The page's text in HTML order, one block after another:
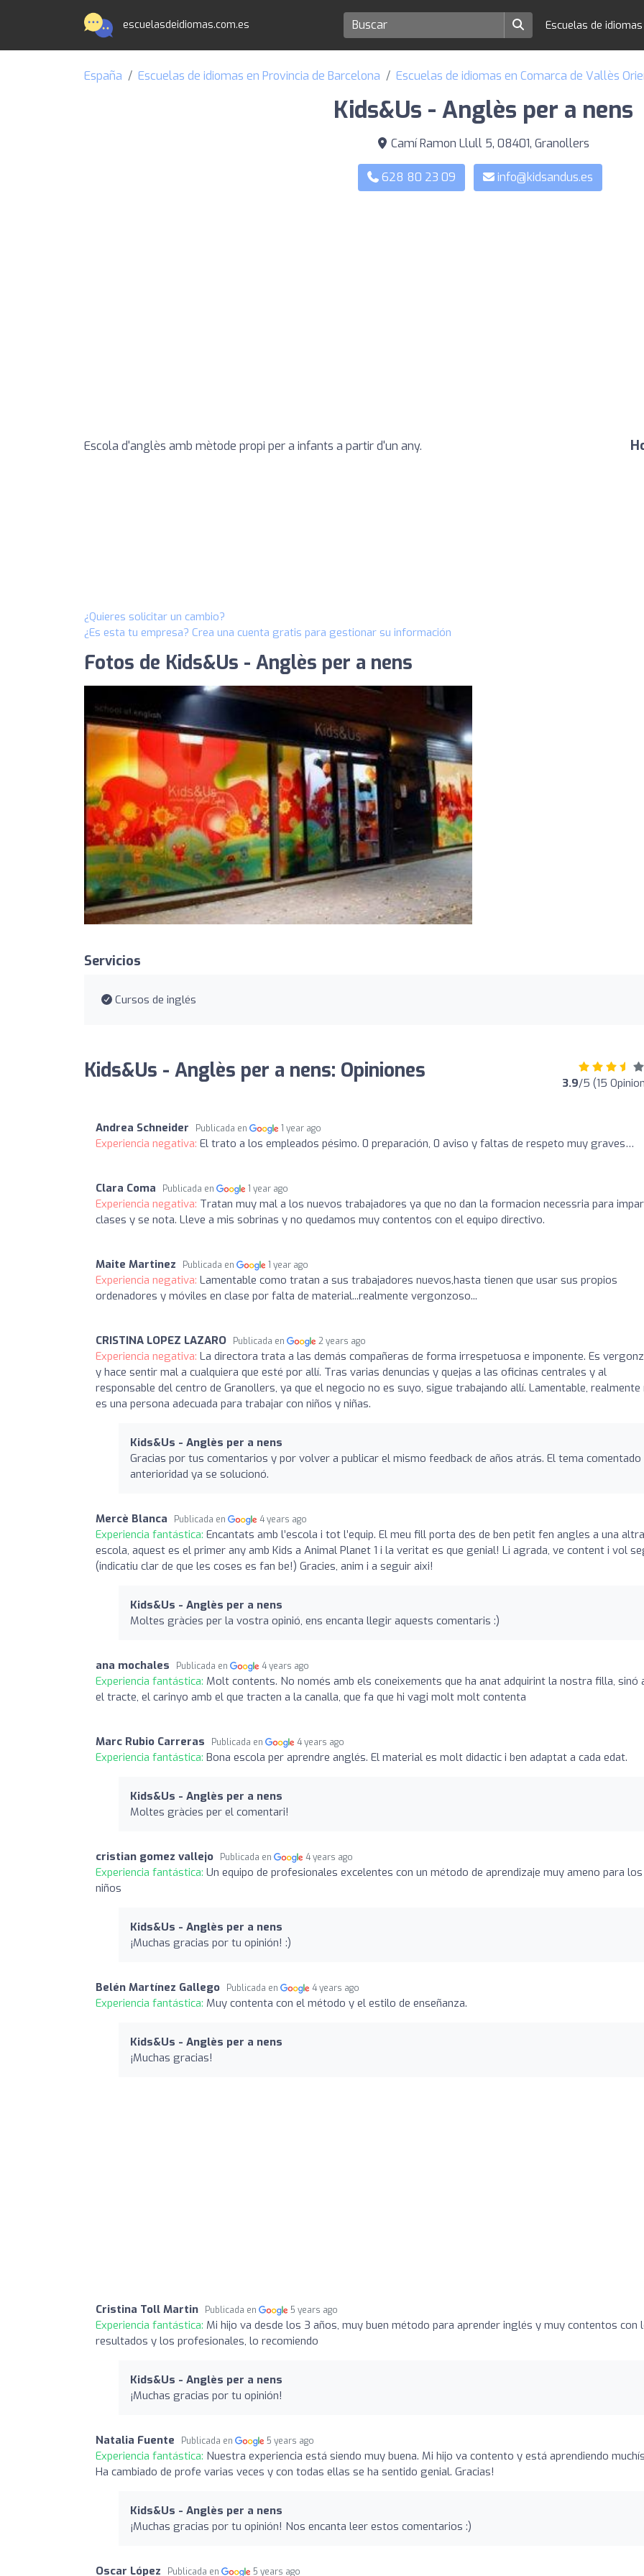
escuelasdeidiomas.com.es Escuelas de
España Escuelas de idiomas en Provincia de Barcelona Escuelas de idiomas en Comarca de Vallès
Kids&Us - Anglès per a nens
Camí Ramon Llull 5, 08401, Granollers
628 80 23 09 info@kidsandus.es
Escola d'anglès amb mètode propi per a infants a partir d'un any.
¿Quieres solicitar un cambio?
¿Es esta tu empresa? Crea una cuenta gratis para gestionar su información
Fotos de Kids&Us - Anglès per a nens
Servicios
Cursos de inglés
Kids&Us - Anglès per a nens: Opiniones 3.9/5 (15
Andrea Schneider Publicada en 1 year ago
Experiencia negativa: El trato a los empleados pésimo. 0 preparación, 0 aviso y faltas de respeto muy graves…
Clara Coma Publicada en 1 year ago
Experiencia negativa: Tratan muy mal a los nuevos trabajadores ya que no dan la formacion necessria para
clases y se nota. Lleve a mis sobrinas y no quedamos muy contentos con el equipo directivo.
Maite Martinez Publicada en 1 year ago
Experiencia negativa: Lamentable como tratan a sus trabajadores nuevos,hasta tienen que usar sus propios
ordenadores y móviles en clase por falta de material...realmente vergonzoso...
CRISTINA LOPEZ LAZARO Publicada en 2 years ago
Experiencia negativa: La directora trata a las demás compañeras de forma irrespetuosa e imponente. Es
y hace sentir mal a cualquiera que esté por allí. Tras varias denuncias y quejas a las oficinas centrales y al
responsable del centro de Granollers, ya que el negocio no es suyo, sigue trabajando allí. Lamentable, realmente
es una persona adecuada para trabajar con niños y niñas.
Kids&Us - Anglès per a nens
Gracias por tus comentarios y por volver a publicar el mismo feedback de años atrás. El tema comentado
anterioridad ya se solucionó.
Mercè Blanca Publicada en 4 years ago
Experiencia fantástica: Encantats amb l’escola i tot l’equip. El meu fill porta des de ben petit fen angles a una altra
escola, aquest es el primer any amb Kids a Animal Planet 1 i la veritat es que genial! Li agrada, ve content i vol
(indicatiu clar de que les coses es fan be!) Gracies, anim i a seguir aixi!
Kids&Us - Anglès per a nens
Moltes gràcies per la vostra opinió, ens encanta llegir aquests comentaris :)
ana mochales Publicada en 4 years ago
Experiencia fantástica: Molt contents. No només amb els coneixements que ha anat adquirint la nostra filla, sinó
el tracte, el carinyo amb el que tracten a la canalla, que fa que hi vagi molt molt contenta
Marc Rubio Carreras Publicada en 4 years ago
Experiencia fantástica: Bona escola per aprendre anglés. El material es molt didactic i ben adaptat a cada edat.
Kids&Us - Anglès per a nens
Moltes gràcies per el comentari!
cristian gomez vallejo Publicada en 4 years ago
Experiencia fantástica: Un equipo de profesionales excelentes con un método de aprendizaje muy ameno para los
niños
Kids&Us - Anglès per a nens
¡Muchas gracias por tu opinión! :)
Belén Martínez Gallego Publicada en 4 years ago
Experiencia fantástica: Muy contenta con el método y el estilo de enseñanza.
Kids&Us - Anglès per a nens
¡Muchas gracias!
Cristina Toll Martin Publicada en 5 years ago
Experiencia fantástica: Mi hijo va desde los 3 años, muy buen método para aprender inglés y muy contentos con
resultados y los profesionales, lo recomiendo
Kids&Us - Anglès per a nens
¡Muchas gracias por tu opinión!
Natalia Fuente Publicada en 5 years ago
Experiencia fantástica: Nuestra experiencia está siendo muy buena. Mi hijo va contento y está aprendiendo
Ha cambiado de profe varias veces y con todas ellas se ha sentido genial. Gracias!
Kids&Us - Anglès per a nens
¡Muchas gracias por tu opinión! Nos encanta leer estos comentarios :)
Oscar López Publicada en 5 years ago